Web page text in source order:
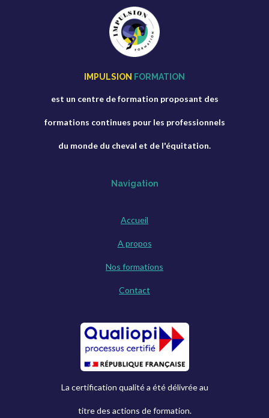
IMPULSION FORMATION
est un centre de formation proposant des
formations continues pour les professionnels
du monde du cheval et de l'équitation.
Navigation
Accueil
A propos
Nos formations
Contact
La certification qualité a été délivrée au
titredes actions de formation.